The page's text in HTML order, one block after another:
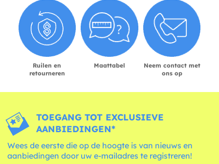
Ruilen en
retourneren
Maattabel
Neem contact met
ons op
TOEGANG TOT EXCLUSIEVE
AANBIEDINGEN*
Wees de eerste die op de hoogte is van nieuws en
aanbiedingen door uw e-mailadres te registreren!